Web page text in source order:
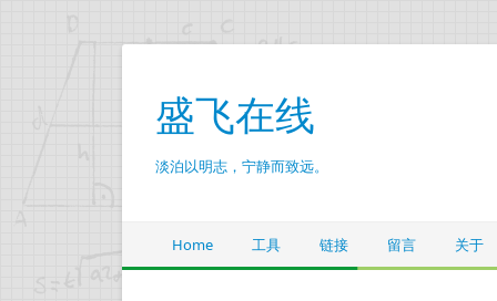
盛飞在线
淡泊以明志，宁静而致远。
Home 工具 链接 留言 关于